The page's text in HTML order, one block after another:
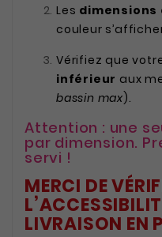
Les dimensions
couleur
Vérifiez que
inférieur aux
bassin max).
Attention : une
par dimension.
servi !
MERCI DE
LIVRAISON EN